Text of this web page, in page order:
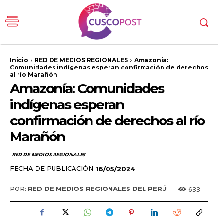
Inicio RED DE MEDIOS REGIONALES
Amazonía:
Comunidades indígenas esperan confirmación de derechos
al río Marañón
Amazonía: Comunidades
indígenas esperan
confirmación de derechos al río
Marañón
RED DE MEDIOS REGIONALES
FECHA DE PUBLICACIÓN 16/05/2024
POR: RED DE MEDIOS REGIONALES DEL PERÚ 633